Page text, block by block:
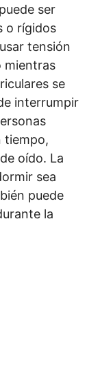
ser
o rígidos
tensión
mientras
se
interrumpir
tiempo,
oído. La
sea
puede
la